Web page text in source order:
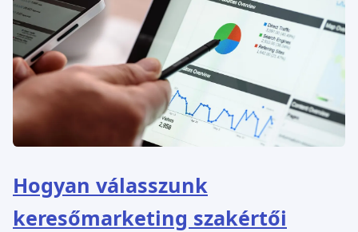
Hogyan válasszunk
keresőmarketing szakértői